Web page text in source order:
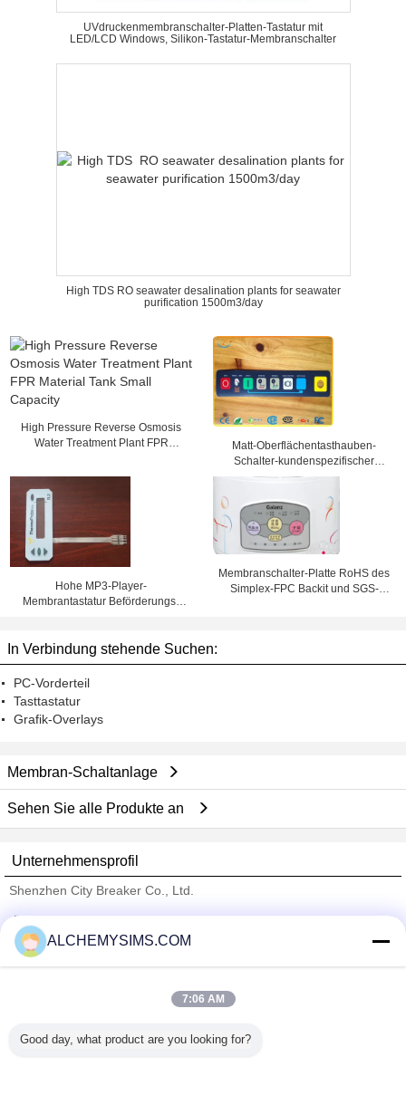
UVdruckenmembranschalter-Platten-Tastatur mit
LED/LCD Windows, Silikon-Tastatur-Membranschalter
High TDS RO seawater desalination plants for seawater
purification 1500m3/day
High Pressure Reverse Osmosis
Water Treatment Plant FPR
Matt-Oberflächentasthauben-
Schalter-kundenspezifischer
Elektronik-Druckknopf
Hohe MP3-Player-
Membrantastatur Beförderungs-
Membranschalter-Platte RoHS des
Simplex-FPC Backit und SGS-
In Verbindung stehende Suchen:
PC-Vorderteil
Tasttastatur
Grafik-Overlays
Membran-Schaltanlage
Sehen Sie alle Produkte an
Unternehmensprofil
Shenzhen City Breaker Co., Ltd.
Trust Seal
Verified Suplier
Alle Produkte
ALCHEMYSIMS.COM
7:06 AM
Good day, what product are you looking for?